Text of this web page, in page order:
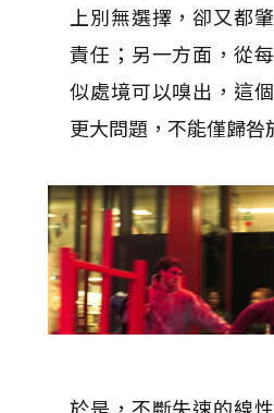
上別無選擇，卻又都
責任；另一方面，從
似處境可以嗅出，這
更大問題，不能僅歸咎